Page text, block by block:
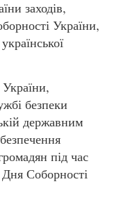
заходів,
України,
безпеки
державним
під час
Дня Соборності